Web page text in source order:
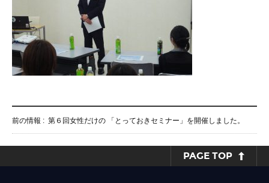
前の情報 : 第６回女性だけの 「とっておきセミナー」を開催しました。
PAGE TOP